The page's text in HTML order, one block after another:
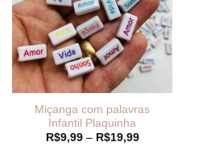
Miçanga com palavras
Infantil Plaquinha
R$9,99 – R$19,99Faixa